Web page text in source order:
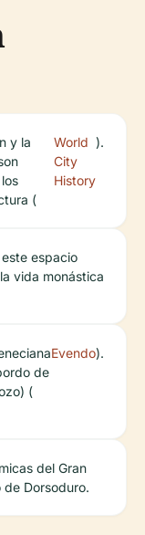
y la
(
World
City
History
).
espacio
vida monástica
de
(
Evendo).
del Gran
Dorsoduro.